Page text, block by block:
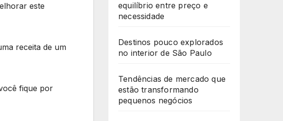
este
receita de um
fique por
equilíbrio entre preço e
necessidade
Destinos pouco explorados
no interior de São Paulo
Tendências de mercado que
estão transformando
pequenos negócios